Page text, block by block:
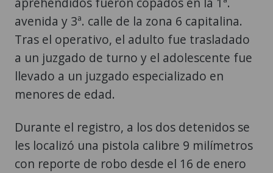
avenida y 3ª. calle de la zona 6 capitalina.
Tras el operativo, el adulto fue trasladado
a un juzgado de turno y el adolescente fue
llevado a un juzgado especializado en
menores de edad.
Durante el registro, a los dos detenidos se
les localizó una pistola calibre 9 milímetros
con reporte de robo desde el 16 de enero